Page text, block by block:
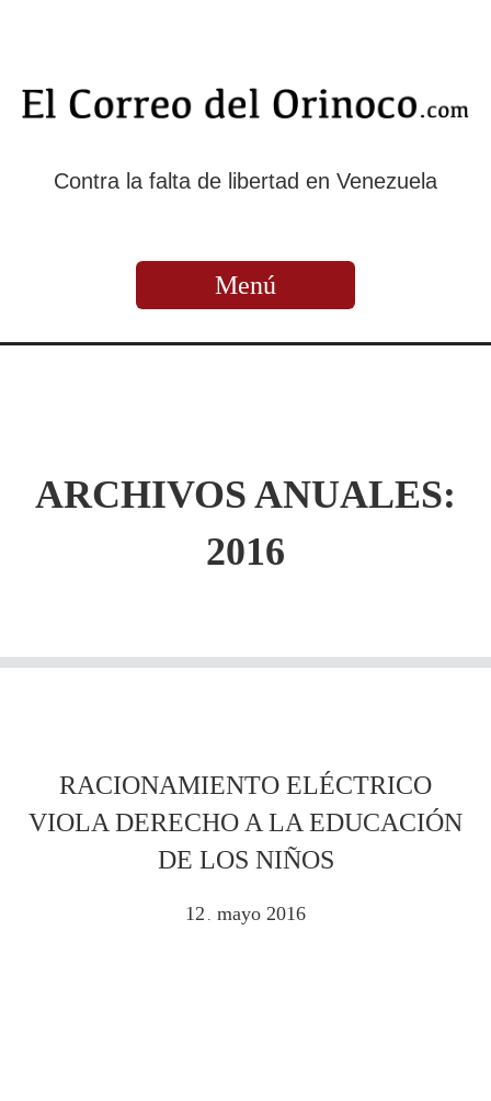
Contra la falta de libertad en Venezuela
Menú
ARCHIVOS ANUALES:
2016
RACIONAMIENTO ELÉCTRICO
VIOLA DERECHO A LA EDUCACIÓN
DE LOS NIÑOS
12 . mayo 2016